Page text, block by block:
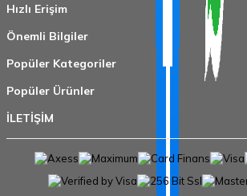
Hızlı Erişim
Önemli Bilgiler
Popüler Kategoriler
Popüler Ürünler
İLETİŞİM